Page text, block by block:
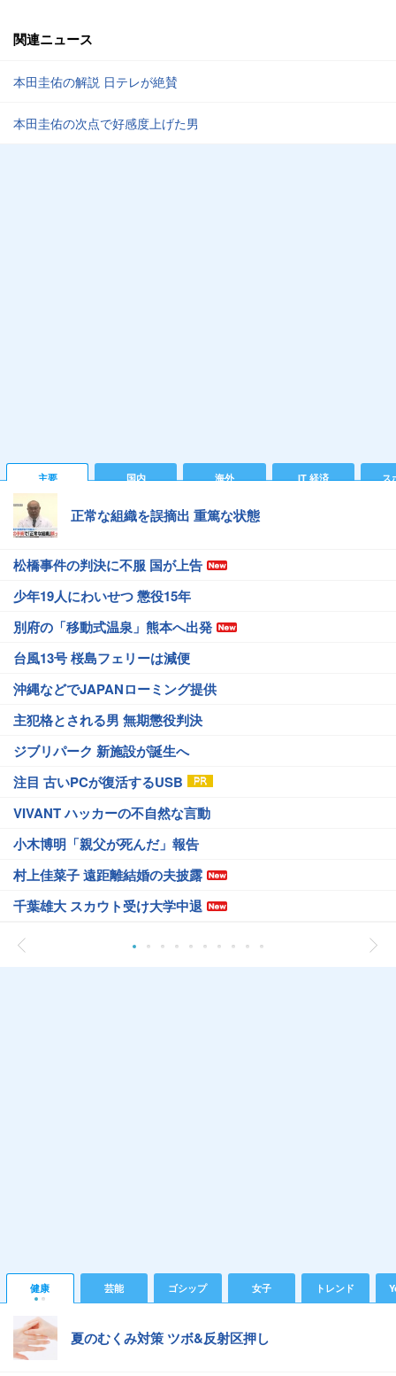
関連ニュース
本田圭佑の解説 日テレが絶賛
本田圭佑の次点で好感度上げた男
主要 国内 海外 IT 経済 ス
正常な組織を誤摘出 重篤な状態
松橋事件の判決に不服 国が上告
少年19人にわいせつ 懲役15年
別府の「移動式温泉」熊本へ出発
台風13号 桜島フェリーは減便
沖縄などでJAPANローミング提供
主犯格とされる男 無期懲役判決
ジブリパーク 新施設が誕生へ
注目 古いPCが復活するUSB
VIVANT ハッカーの不自然な言動
小木博明「親父が死んだ」報告
村上佳菜子 遠距離結婚の夫披露
千葉雄大 スカウト受け大学中退
健康 芸能 ゴシップ 女子 トレンド
夏のむくみ対策 ツボ&反射区押し